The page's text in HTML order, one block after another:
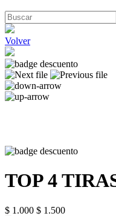
Volver
TOP 4
$ 1.000 $ 1.500